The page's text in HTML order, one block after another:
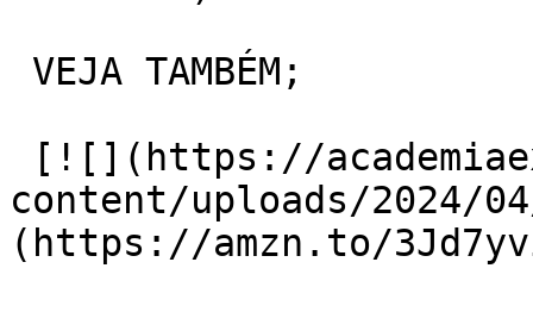
content/uploads/2024/
(https://amzn.to/